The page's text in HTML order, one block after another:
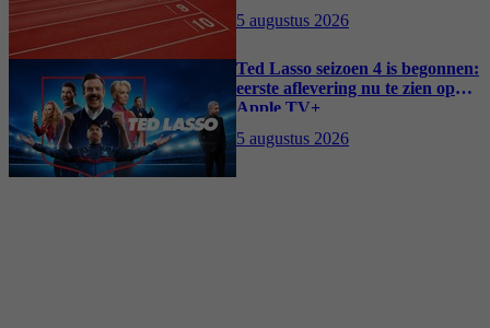
5 augustus 2026
Ted Lasso seizoen 4 is begonnen:
eerste aflevering nu te zien op
Apple TV+
5 augustus 2026